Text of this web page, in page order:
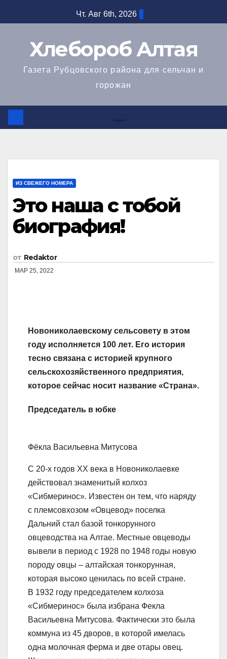
к
Чт. Авг 6th, 2026
Хлебороб Алтая
Газета Рубцовского района для сельчан и
горожан
ИЗ СВЕЖЕГО НОМЕРА
Это наша с тобой
биография!
от Redaktor
МАР 25, 2022
Новониколаевскому сельсовету в этом
году исполняется 100 лет. Его история
тесно связана с историей крупного
сельскохозяйственного предприятия,
которое сейчас носит название «Страна».
Председатель в юбке
Фёкла Васильевна Митусова
С 20-х годов XX века в Новониколаевке
действовал знаменитый колхоз
«Сибмеринос». Известен он тем, что наряду
с племсовхозом «Овцевод» поселка
Дальний стал базой тонкорунного
овцеводства на Алтае. Местные овцеводы
вывели в период с 1928 по 1948 годы новую
породу овцы – алтайская тонкорунная,
которая высоко ценилась по всей стране.
В 1932 году председателем колхоза
«Сибмеринос» была избрана Фекла
Васильевна Митусова. Фактически это была
коммуна из 45 дворов, в которой имелась
одна молочная ферма и две отары овец.